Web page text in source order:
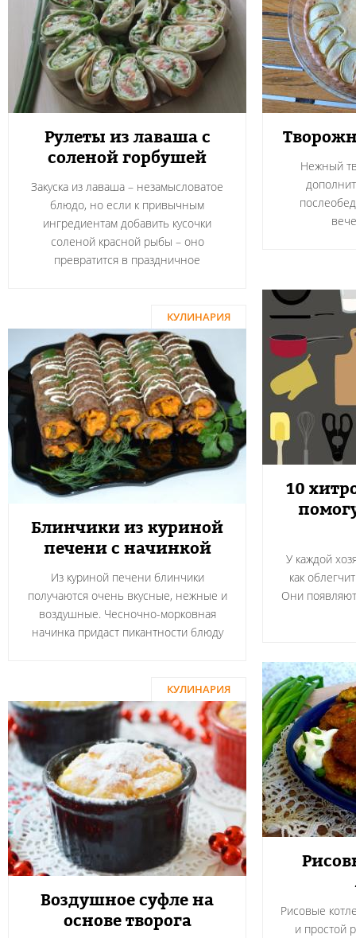
Рулеты из лаваша с
соленой горбушей
Закуска из лаваша – незамысловатое
блюдо, но если к привычным
ингредиентам добавить кусочки
соленой красной рыбы – оно
превратится в праздничное
Нежный
10
У каждой
как
Они
КУЛИНАРИЯ
Блинчики из куриной
печени с начинкой
Из куриной печени блинчики
получаются очень вкусные, нежные и
воздушные. Чесночно-морковная
начинка придаст пикантности блюду
Рисовые
и простой
КУЛИНАРИЯ
Воздушное суфле на
основе творога